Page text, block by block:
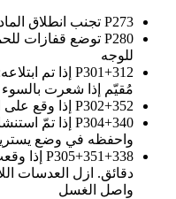
P273 تجنب انطلاق
P280 توضع قفازات
للوجه
P301+312 إذا تم
مُقيّم إذا شعرت بالسوء
P302+352 إذا وقع على
P304+340 إذا تمّ
واحفظه في وضع
P305+351+338 إذا
دقائق. ازل العدسات
واصل الغسل